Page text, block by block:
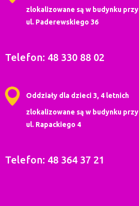
zlokalizowane są w budynku przy
ul. Paderewskiego 36
Telefon: 48 330 88 02
Oddziały dla dzieci 3, 4 letnich
zlokalizowane są w budynku przy
ul. Rapackiego 4
Telefon: 48 364 37 21